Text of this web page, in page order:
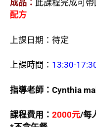
成品： 此課程完成可帶
配方
上課日期：待定
上課時間： 13:30-
指導老師：Cynthia
課程費用： 2000元/每